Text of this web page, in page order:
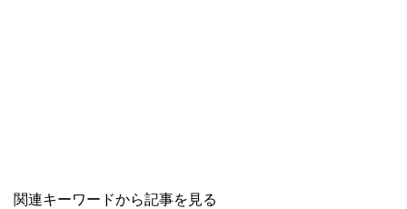
関連キーワードから記事を見る